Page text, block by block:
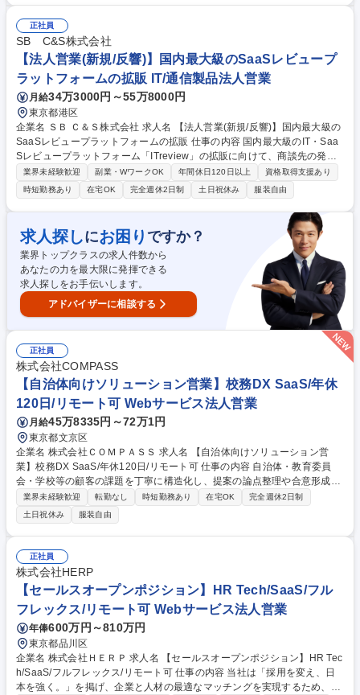
るアリーナのホスピタリティ企画やスポンサーメニューとセットでの営業
管理 ※今回のポジションでは、採用数年後管理するアリーナ運営会社への
出向を想定しています。 募集職種 EPB003【新規セールス】アリーナビジ
ネスにおける新たな価値創造
正社員
SB C&S株式会社
【法人営業(新規/反響)】国内最大級のSaaSレビュープ
ラットフォームの拡販 IT/通信製品法人営業
月給34万3000円～55万8000円
東京都港区
企業名 ＳＢ Ｃ＆Ｓ株式会社 求人名 【法人営業(新規/反響)】国内最大級の
SaaSレビュープラットフォームの拡販 仕事の内容 国内最大級のIT・Saa
Sレビュープラットフォーム「ITreview」の拡販に向けて、商談先の発掘
および初回商談から受注までの営業・提案活動をお任せします。リストを
ただ上からなぞるような新規架電はありません。 【詳細】既存顧客やカス
タマーサクセスからの紹介を通じて発掘した新規顧客に対して、所感提案
から受注まをお任せします。（その後についてはカスタマーサクセスへト
ス） IT/SaaSプロダクトのベンダー企業のマーケ/プロダクト責任者などに
向けて商談をお任せします。顧客の事業課題や業務課題をヒアリングし、
弊社が保有する実レビュー等のデータをベースに、認知拡大、SEO対策、
プロダクト改善等企業の課題を解決します。 募集職種 【法人営業(新規/反
響)】国内最大級のSaaSレビュープラットフォームの拡販
業界未経験歓迎 副業・WワークOK 年間休日120日以上
資格取得支援あり
時短勤務あり
在宅OK 完全週休2日制 土日祝休み 服装自由
求人探しにお困り ですか？
業界トップクラスの求人件数から
あなたの力を最大限に発揮できる
求人探しをお手伝いします。
アドバイザーに相談する
正社員
株式会社COMPASS
【自治体向けソリューション営業】校務DX SaaS/年休
120日/リモート可 Webサービス法人営業
月給45万8335円～72万1円
東京都文京区
企業名 株式会社ＣＯＭＰＡＳＳ 求人名 【自治体向けソリューション営
業】校務DX SaaS/年休120日/リモート可 仕事の内容 自治体・教育委員
会・学校等の顧客の課題を丁寧に構造化し、提案の論点整理や合意形成を
リードしながら、校務支援SaaSのトライアル導入から有償契約への転
換、都道府県・市区町村単位での導入拡大をお任せします。 【インサイド
セールス】■教育委員会への架電・メール・問い合わせ対応■初期接点での
課題ヒアリング【フィールドセールス業務】■新規導入に向けた商談（課
題ヒアリング～提案設計～合意形成）※訪問（全国出張あり）■オンライ
ンで商談■トライアル導入から有償契約への転換推進■既存顧客への更新・
拡大提案【入札・調達等の対応入札・調達の情報収集 仕様書・公募要領の
要件整理】※備考欄に続く 募集職種 【自治体向けソリューション営業】
校務DX SaaS/年休120日/リモート可
業界未経験歓迎 転勤なし 時短勤務あり 在宅OK
完全週休2日制
土日祝休み
服装自由
正社員
株式会社HERP
【セールスオープンポジション】HR Tech/SaaS/フル
フレックス/リモート可 Webサービス法人営業
年俸600万円～810万円
東京都品川区
企業名 株式会社ＨＥＲＰ 求人名 【セールスオープンポジション】HR Tec
h/SaaS/フルフレックス/リモート可 仕事の内容 当社は「採用を変え、日
本を強く。」を掲げ、企業と人材の最適なマッチングを実現するため、複